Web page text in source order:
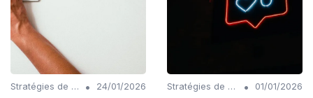
Stratégies de contenu basées sur l'IA •
24/01/2026
Stratégies de contenu basées sur l'IA •
01/01/2026